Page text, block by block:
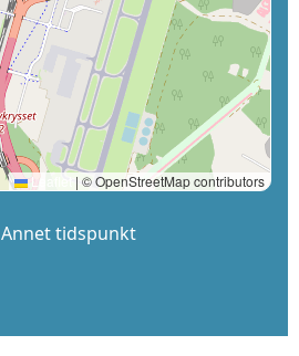
Leaflet | © OpenStreetMap contributors
Annet tidspunkt